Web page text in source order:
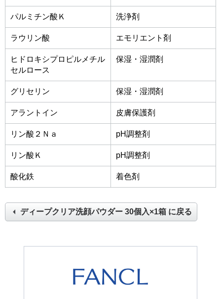
パルミチン酸Ｋ 洗浄剤
ラウリン酸 エモリエント剤
ヒドロキシプロピルメチル
セルロース
保湿・湿潤剤
グリセリン 保湿・湿潤剤
アラントイン 皮膚保護剤
リン酸２Ｎａ pH調整剤
リン酸Ｋ pH調整剤
酸化鉄 着色剤
ディープクリア洗顔パウダー 30個入×1箱 に戻る